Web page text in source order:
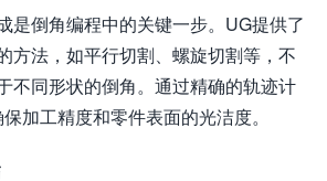
是倒角编程中的关键一步。UG提供了
方法，如平行切割、螺旋切割等，不
不同形状的倒角。通过精确的轨迹计
加工精度和零件表面的光洁度。